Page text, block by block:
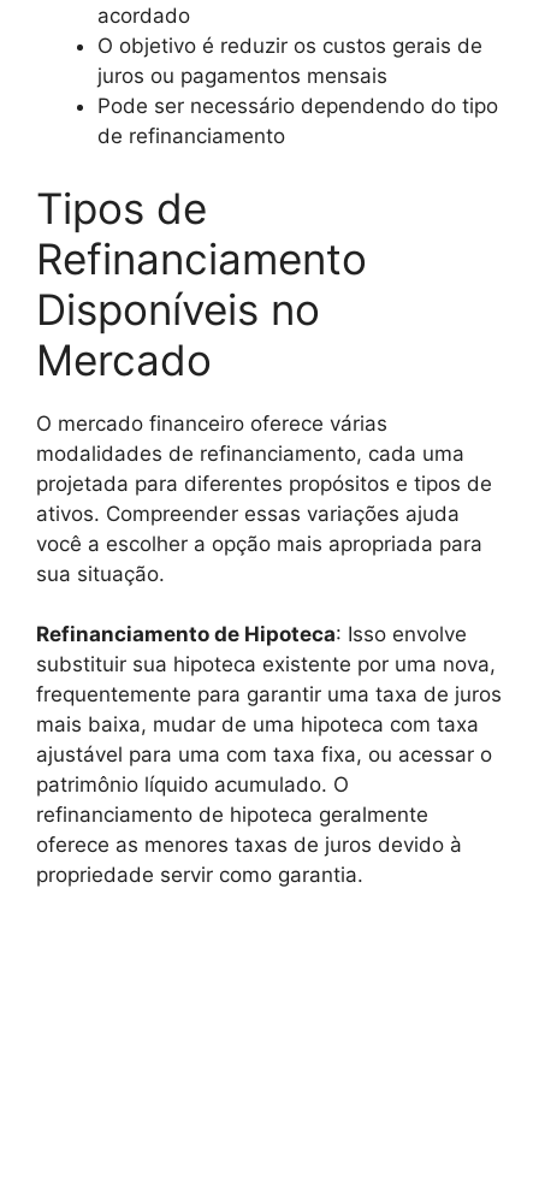
acordado
O objetivo é reduzir os custos gerais de
juros ou pagamentos mensais
Pode ser necessário dependendo do tipo
de refinanciamento
Tipos de
Refinanciamento
Disponíveis no
Mercado
O mercado financeiro oferece várias
modalidades de refinanciamento, cada uma
projetada para diferentes propósitos e tipos de
ativos. Compreender essas variações ajuda
você a escolher a opção mais apropriada para
sua situação.
Refinanciamento de Hipoteca: Isso envolve
substituir sua hipoteca existente por uma nova,
frequentemente para garantir uma taxa de juros
mais baixa, mudar de uma hipoteca com taxa
ajustável para uma com taxa fixa, ou acessar o
patrimônio líquido acumulado. O
refinanciamento de hipoteca geralmente
oferece as menores taxas de juros devido à
propriedade servir como garantia.